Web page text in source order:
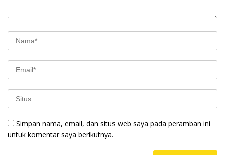
Simpan nama, email, dan situs web saya pada peramban ini
untuk komentar saya berikutnya.